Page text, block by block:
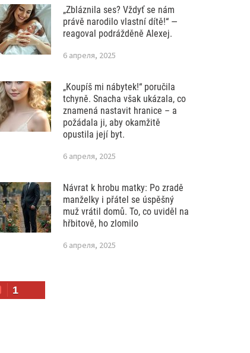
„Zbláznila ses? Vždyť se nám
právě narodilo vlastní dítě!“ —
reagoval podrážděně Alexej.
6 апреля, 2025
„Koupíš mi nábytek!“ poručila
tchyně. Snacha však ukázala, co
znamená nastavit hranice – a
požádala ji, aby okamžitě
opustila její byt.
6 апреля, 2025
Návrat k hrobu matky: Po zradě
manželky i přátel se úspěšný
muž vrátil domů. To, co uviděl na
hřbitově, ho zlomilo
6 апреля, 2025
1